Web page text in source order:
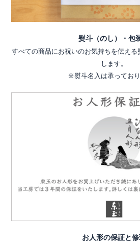
熨斗（のし）・包
すべての商品にお祝いのお気持ちを伝え
します。
※熨斗名入は承ってお
お人形の保証と